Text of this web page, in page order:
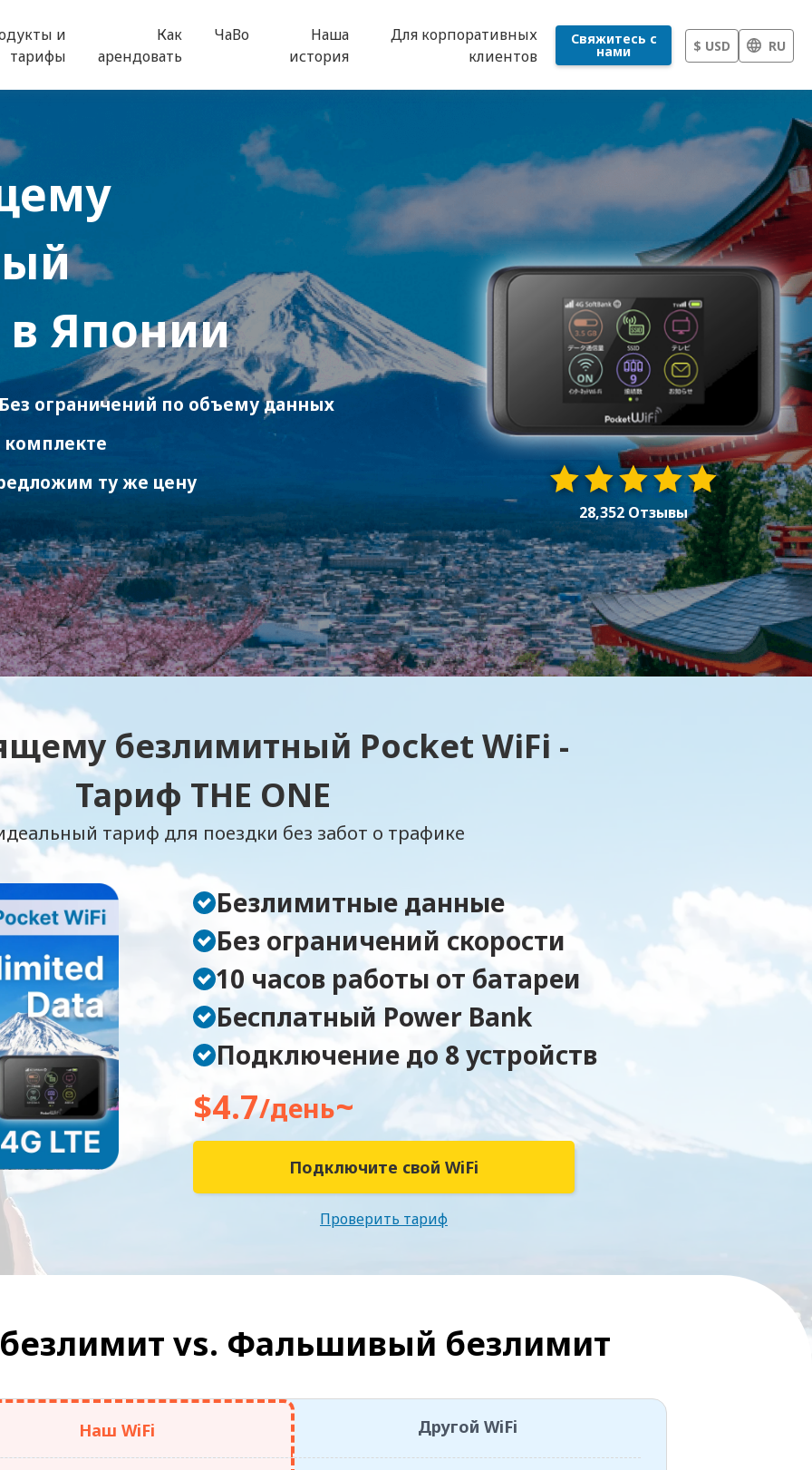
и
тарифы
Как
арендовать
ЧаВо
Наша
история
Для корпоративных
клиентов
Свяжитесь с
нами $ USD RU
28,352 Отзывы
в Японии
ограничений по объему данных
ту же цену
безлимитный Pocket WiFi -
Тариф THE ONE
тариф для поездки без забот о трафике
Безлимитные данные
Без ограничений скорости
10 часов работы от батареи
Бесплатный Power Bank
Подключение до 8 устройств
$4.7/день~
Подключите свой WiFi
Проверить тариф
vs. Фальшивый безлимит
Наш WiFi Другой WiFi